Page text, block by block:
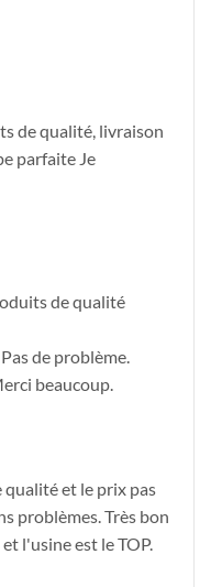
de qualité, livraison
parfaite Je
de qualité
de problème.
beaucoup.
qualité et le prix pas
problèmes. Très bon
l'usine est le TOP.